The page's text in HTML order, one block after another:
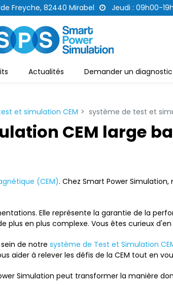
Freyche, 82440 Mirabel Jeudi : 09h00-
Actualités Demander un
et simulation CEM système de test et
CEM large
(CEM). Chez Smart Power
Elle représente la garantie de la
en plus complexe. Vous êtes curieux d'en
de notre système de Test et Simulation
à relever les défis de la CEM tout en
Simulation peut transformer la manière